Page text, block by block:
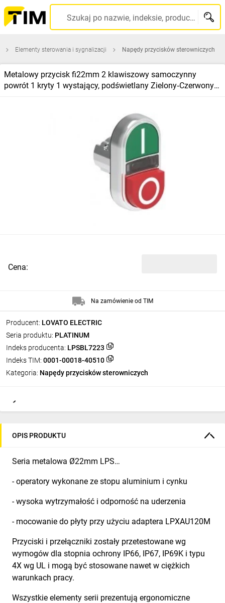
Szukaj po nazwie, indeksie, producencie, kodzie kreskowym...
Elementy sterowania i sygnalizacji Napędy przycisków sterowniczych
Metalowy przycisk fi22mm 2 klawiszowy samoczynny
powrót 1 kryty 1 wystający, podświetlany Zielony‑Czerwony
Producent: LOVATO ELECTRIC
Seria produktu: PLATINUM
Indeks producenta: LPSBL7223
Indeks TIM: 0001-00018-40510
Kategoria: Napędy przycisków sterowniczych
Cena:
Na zamówienie od TIM
OPIS PRODUKTU
Seria metalowa Ø22mm LPS…
- operatory wykonane ze stopu aluminium i cynku
- wysoka wytrzymałość i odporność na uderzenia
- mocowanie do płyty przy użyciu adaptera LPXAU120M
Przyciski i przełączniki zostały przetestowane wg
wymogów dla stopnia ochrony IP66, IP67, IP69K i typu
4X wg UL i mogą być stosowane nawet w ciężkich
warunkach pracy.
Wszystkie elementy serii prezentują ergonomiczne